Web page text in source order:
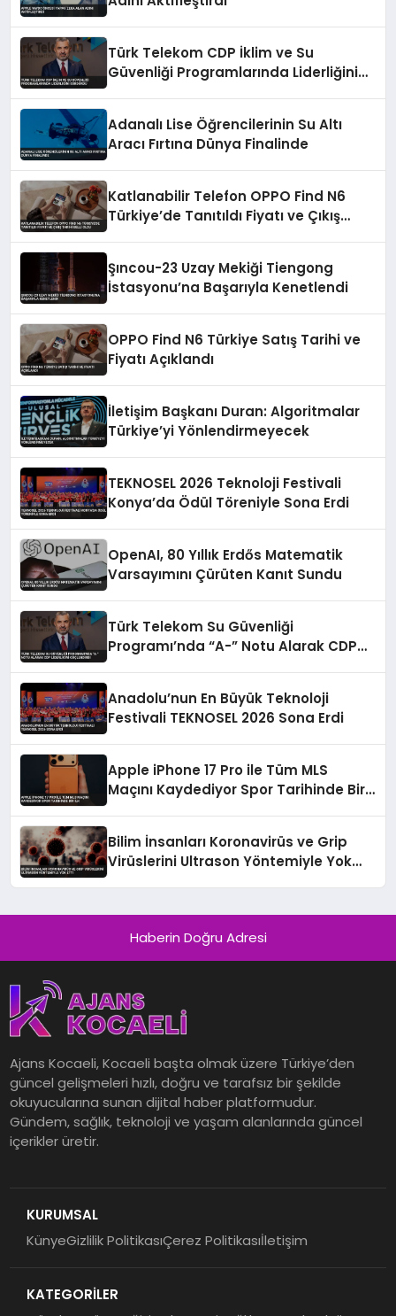
Türk Telekom CDP İklim ve Su
Güvenliği Programlarında Liderliğini
Adanalı Lise Öğrencilerinin Su Altı
Aracı Fırtına Dünya Finalinde
Katlanabilir Telefon OPPO Find N6
Türkiye’de Tanıtıldı Fiyatı ve Çıkış
Şıncou-23 Uzay Mekiği Tiengong
İstasyonu’na Başarıyla Kenetlendi
OPPO Find N6 Türkiye Satış Tarihi ve
Fiyatı Açıklandı
İletişim Başkanı Duran: Algoritmalar
Türkiye’yi Yönlendirmeyecek
TEKNOSEL 2026 Teknoloji Festivali
Konya’da Ödül Töreniyle Sona Erdi
OpenAI, 80 Yıllık Erdős Matematik
Varsayımını Çürüten Kanıt Sundu
Türk Telekom Su Güvenliği
Programı’nda “A-” Notu Alarak CDP
Anadolu’nun En Büyük Teknoloji
Festivali TEKNOSEL 2026 Sona Erdi
Apple iPhone 17 Pro ile Tüm MLS
Maçını Kaydediyor Spor Tarihinde Bir
Bilim İnsanları Koronavirüs ve Grip
Virüslerini Ultrason Yöntemiyle Yok
Haberin Doğru Adresi
Ajans Kocaeli, Kocaeli başta olmak üzere Türkiye’den
güncel gelişmeleri hızlı, doğru ve tarafsız bir şekilde
okuyucularına sunan dijital haber platformudur.
Gündem, sağlık, teknoloji ve yaşam alanlarında güncel
içerikler üretir.
KURUMSAL
KünyeGizlilik PolitikasıÇerez Politikasıİletişim
KATEGORİLER